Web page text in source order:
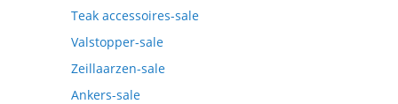
Teak accessoires-sale
Valstopper-sale
Zeillaarzen-sale
Ankers-sale